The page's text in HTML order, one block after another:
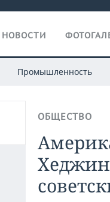
НОВОСТИ
Промышленность
ОБЩЕСТВО